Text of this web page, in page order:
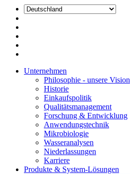
Unternehmen
Philosophie - unsere Vision
Historie
Einkaufspolitik
Qualitätsmanagement
Forschung & Entwicklung
Anwendungstechnik
Mikrobiologie
Wasseranalysen
Niederlassungen
Karriere
Produkte & System-Lösungen